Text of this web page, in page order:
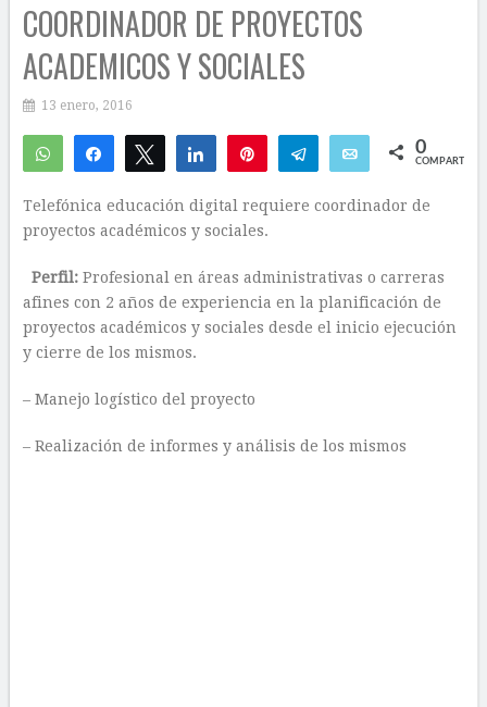
COORDINADOR DE PROYECTOS
ACADEMICOS Y SOCIALES
13 enero, 2016
WhatsAppCompartirTwittear Compartir Telegram Email 0
COMPARTIR
Telefónica educación digital requiere coordinador de
proyectos académicos y sociales.
Perfil:Profesional en áreas administrativas o carreras
afines con 2 años de experiencia en la planificación de
proyectos académicos y sociales desde el inicio ejecución
y cierre de los mismos.
– Manejo logístico del proyecto
– Realización de informes y análisis de los mismos